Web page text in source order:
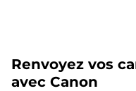
Renvoyez vos
avec Canon